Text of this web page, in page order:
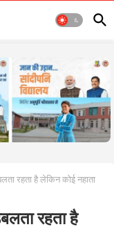
रहता है लेकिन कोई नहाता
रहता है